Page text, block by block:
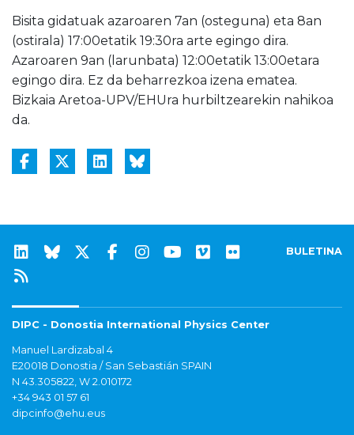
Bisita gidatuak azaroaren 7an (osteguna) eta 8an
(ostirala) 17:00etatik 19:30ra arte egingo dira.
Azaroaren 9an (larunbata) 12:00etatik 13:00etara
egingo dira. Ez da beharrezkoa izena ematea.
Bizkaia Aretoa-UPV/EHUra hurbiltzearekin nahikoa
da.
BULETINA
DIPC - Donostia International Physics Center
Manuel Lardizabal 4
E20018 Donostia / San Sebastián SPAIN
N 43.305822, W 2.010172
+34 943 01 57 61
dipcinfo@ehu.eus